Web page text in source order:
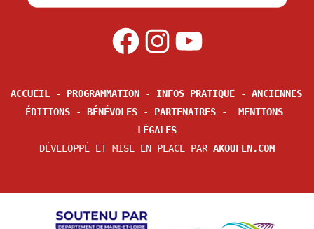
ACCUEIL - PROGRAMMATION - INFOS PRATIQUE - ANCIENNES
ÉDITIONS - BÉNÉVOLES - PARTENAIRES - MENTIONS
LÉGALES
DÉVELOPPÉ ET MISE EN PLACE PAR AKOUFEN.COM